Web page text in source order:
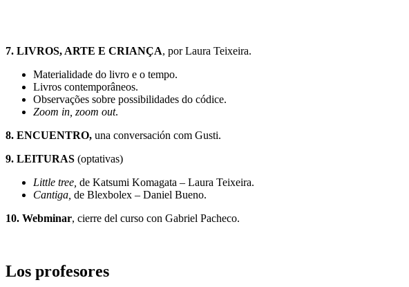
7. LIVROS, ARTE E CRIANÇA, por Laura Teixeira.
Materialidade do livro e o tempo.
Livros contemporâneos.
Observações sobre possibilidades do códice.
Zoom in, zoom out.
8. ENCUENTRO, una conversación com Gusti.
9. LEITURAS (optativas)
Little tree, de Katsumi Komagata – Laura Teixeira.
Cantiga, de Blexbolex – Daniel Bueno.
10. Webminar, cierre del curso con Gabriel Pacheco.
Los profesores